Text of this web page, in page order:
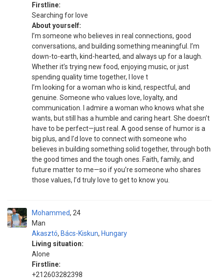
Firstline:
Searching for love
About yourself:
I’m someone who believes in real connections, good
conversations, and building something meaningful. I’m
down-to-earth, kind-hearted, and always up for a laugh.
Whether it’s trying new food, enjoying music, or just
spending quality time together, I love t
I’m looking for a woman who is kind, respectful, and
genuine. Someone who values love, loyalty, and
communication. I admire a woman who knows what she
wants, but still has a humble and caring heart. She doesn’t
have to be perfect—just real. A good sense of humor is a
big plus, and I’d love to connect with someone who
believes in building something solid together, through both
the good times and the tough ones. Faith, family, and
future matter to me—so if you’re someone who shares
those values, I’d truly love to get to know you.
Mohammed
Man
24
Akasztó, Bács-Kiskun, Hungary
Living situation:
Alone
Firstline:
+212603282398